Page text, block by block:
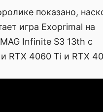
показано,
игра Exoprimal на
Infinite S3 13th с
RTX 4060 Ti и RTX